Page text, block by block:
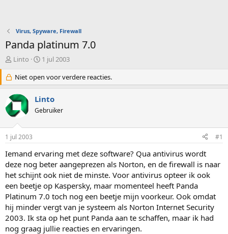
Virus, Spyware, Firewall
Panda platinum 7.0
O
d
e
r
w
e
p
s
t
a
r
t
e
r
Linto
S
a
r
d
a
m
1 jul 2003
Niet open voor verdere reacties.
Linto
Gebruiker
1 jul 2003 #1
Iemand ervaring met deze software? Qua antivirus wordt
deze nog beter aangeprezen als Norton, en de firewall is naar
het schijnt ook niet de minste. Voor antivirus opteer ik ook
een beetje op Kaspersky, maar momenteel heeft Panda
Platinum 7.0 toch nog een beetje mijn voorkeur. Ook omdat
hij minder vergt van je systeem als Norton Internet Security
2003. Ik sta op het punt Panda aan te schaffen, maar ik had
nog graag jullie reacties en ervaringen.